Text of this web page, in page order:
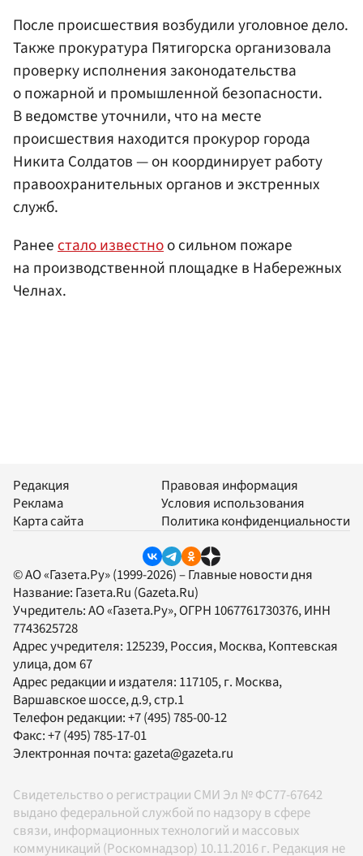
После происшествия возбудили уголовное дело.
Также прокуратура Пятигорска организовала
проверку исполнения законодательства
о пожарной и промышленной безопасности.
В ведомстве уточнили, что на месте
происшествия находится прокурор города
Никита Солдатов — он координирует работу
правоохранительных органов и экстренных
служб.
Ранеестало известноо сильном пожаре
на производственной площадке в Набережных
Челнах.
Редакция
Реклама
Карта сайта
Правовая информация
Условия использования
Политика конфиденциальности
© АО «Газета.Ру» (1999-2026) – Главные новости дня
Название: Газета.Ru (Gazeta.Ru)
Учредитель:АО «Газета.Ру», ОГРН 1067761730376, ИНН
7743625728
Адрес учредителя: 125239, Россия, Москва, Коптевская
улица, дом 67
Адрес редакции и издателя: 117105, г. Москва,
Варшавское шоссе, д.9, стр.1
Телефон редакции:+7 (495) 785-00-12
Факс:+7 (495) 785-17-01
Электронная почта:gazeta@gazeta.ru
Свидетельство о регистрации СМИ Эл № ФС77-67642
выдано федеральной службой по надзору в сфере
связи, информационных технологий и массовых
коммуникаций (Роскомнадзор) 10.11.2016 г. Редакция не